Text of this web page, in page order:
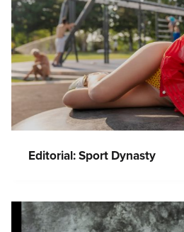
Editorial: Sport Dynasty